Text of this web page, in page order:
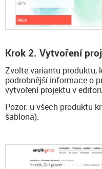
Krok 2. Vytvoření
Zvolte variantu produktu,
podrobnější informace o
vytvoření projektu v
Pozor: u všech produktu
šablona).